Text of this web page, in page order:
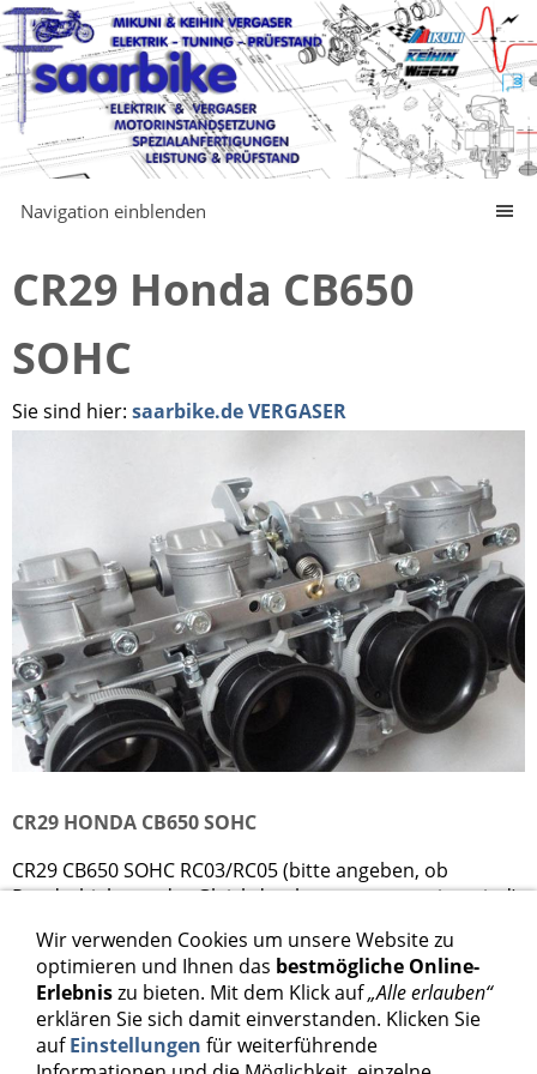
Navigation einblenden
CR29 Honda CB650
SOHC
Sie sind hier: saarbike.de VERGASER
CR29 HONDA CB650 SOHC
CR29 CB650 SOHC RC03/RC05 (bitte angeben, ob
Rundschieber- oder Gleichdruckvergaser montiert sind)
1.398,00 €
Inkl. 19 % USt. zzgl.Versand
Wir verwenden Cookies um unsere Website zu
optimieren und Ihnen das bestmögliche Online-
Erlebniszu bieten. Mit dem Klick auf„Alle erlauben“
erklären Sie sich damit einverstanden. Klicken Sie
aufEinstellungen für weiterführende